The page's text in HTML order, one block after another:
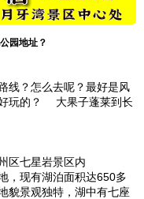
园地址？
线？怎么去呢？最好是风
玩的？
大果子蓬莱到长
区七星岩景区内
，现有湖泊面积达650多
貌景观独特，湖中有七座